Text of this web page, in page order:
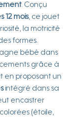
. Conçu
12 mois, ce jouet
la motricité
formes.
bébé dans
grâce à
en proposant un
intégré dans sa
encastrer
(étoile,